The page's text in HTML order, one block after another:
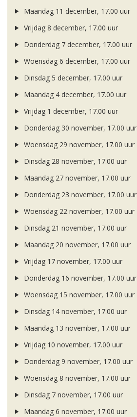
Maandag 11 december, 17.00 uur
Vrijdag 8 december, 17.00 uur
Donderdag 7 december, 17.00 uur
Woensdag 6 december, 17.00 uur
Dinsdag 5 december, 17.00 uur
Maandag 4 december, 17.00 uur
Vrijdag 1 december, 17.00 uur
Donderdag 30 november, 17.00 uur
Woensdag 29 november, 17.00 uur
Dinsdag 28 november, 17.00 uur
Maandag 27 november, 17.00 uur
Donderdag 23 november, 17.00 uur
Woensdag 22 november, 17.00 uur
Dinsdag 21 november, 17.00 uur
Maandag 20 november, 17.00 uur
Vrijdag 17 november, 17.00 uur
Donderdag 16 november, 17.00 uur
Woensdag 15 november, 17.00 uur
Dinsdag 14 november, 17.00 uur
Maandag 13 november, 17.00 uur
Vrijdag 10 november, 17.00 uur
Donderdag 9 november, 17.00 uur
Woensdag 8 november, 17.00 uur
Dinsdag 7 november, 17.00 uur
Maandag 6 november, 17.00 uur